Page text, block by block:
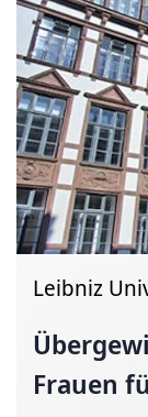
Leibniz
Frauen